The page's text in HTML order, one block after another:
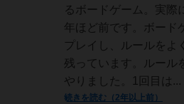
るボードゲーム。実際
年ほど前です。ボード
プレイし、ルールをよ
残っています。ルール
やりました。1回目は...
続きを読む（2年以上前）